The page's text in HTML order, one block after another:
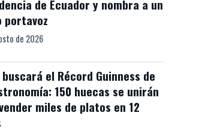
de Ecuador y nombra a un
portavoz
de 2026
el Récord Guinness de
150 huecas se unirán
miles de platos en 12